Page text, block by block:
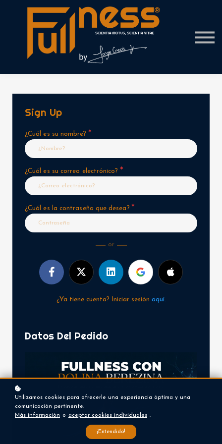
Contact Us
About us
Sign in
Sign Up
¿Cuál es su nombre? *
¿Cuál es su correo electrónico? *
¿Cuál es la contraseña que desea? *
or
¿Ya tiene cuenta? Iniciar sesión aquí.
Datos Del Pedido
Utilizamos cookies para ofrecerle una experiencia óptima y una
comunicación pertinente.
Más información o aceptar cookies individuales .
¡Entendido!